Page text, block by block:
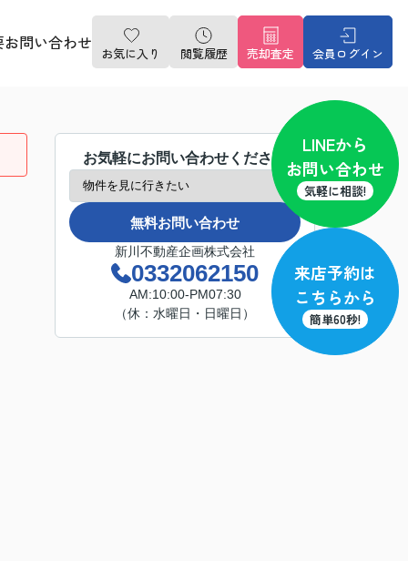
お問い合わせ
お気に入り 閲覧履歴 売却査定 会員ログイン
お気軽にお問い合わせください
無料お問い合わせ
新川不動産企画株式会社
0332062150
AM:10:00-PM07:30
（休：水曜日・日曜日）
LINEから
お問い合わせ
気軽に相談!
来店予約は
こちらから
簡単60秒!